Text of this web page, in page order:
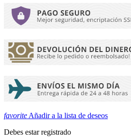
favorite Añadir a la lista de deseos
Debes estar registrado